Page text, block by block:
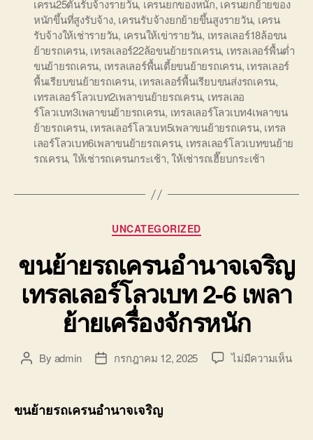
เครน25ตันรับจ้างรายวัน, เครนยกของหนัก, เครนยกย้ายของ
หนักขึ้นที่สูงรับจ้าง, เครนรับจ้างยกย้ายขึ้นสูงรายวัน, เครน
รับจ้างให้เช่ารายวัน, เครนให้เข่ารายวัน, เทรลเลอร์18ล้อขน
ย้ายรถเครน, เทรลเลอร์22ล้อขนย้ายรถเครน, เทรลเลอร์พื้นต่ำ
ขนย้ายรถเครน, เทรลเลอร์พื้นเตี้ยขนย้ายรถเครน, เทรลเลอร์
พื้นเรียบขนย้ายรถเครน, เทรลเลอร์พื้นเรียบขนส่งรถเครน,
เทรลเลอร์โลวเบท2เพลาขนย้ายรถเครน, เทรลเลอ
ร์โลวเบท3เพลาขนย้ายรถเครน, เทรลเลอร์โลวเบท4เพลาขน
ย้ายรถเครน, เทรลเลอร์โลวเบท5เพลาขนย้ายรถเครน, เทรล
เลอร์โลวเบท6เพลาขนย้ายรถเครน, เทรลเลอร์โลวเบทขนย้าย
รถเครน, ให้เช่ารถเครนกระเช้า,ให้เช่ารถเฮี๊ยบกระเช้า
Categories
UNCATEGORIZED
ขนย้ายรถเครนอำนาจเจริญ
เทรลเลอร์โลวเบท 2-6 เพลา
ย้ายเครื่องจักรหนัก
PostBy admin
Postกรกฎาคม 12, 2025 ไม่มีความเห็นบน
ขนย้ายรถเครนอำนาจเจริญ